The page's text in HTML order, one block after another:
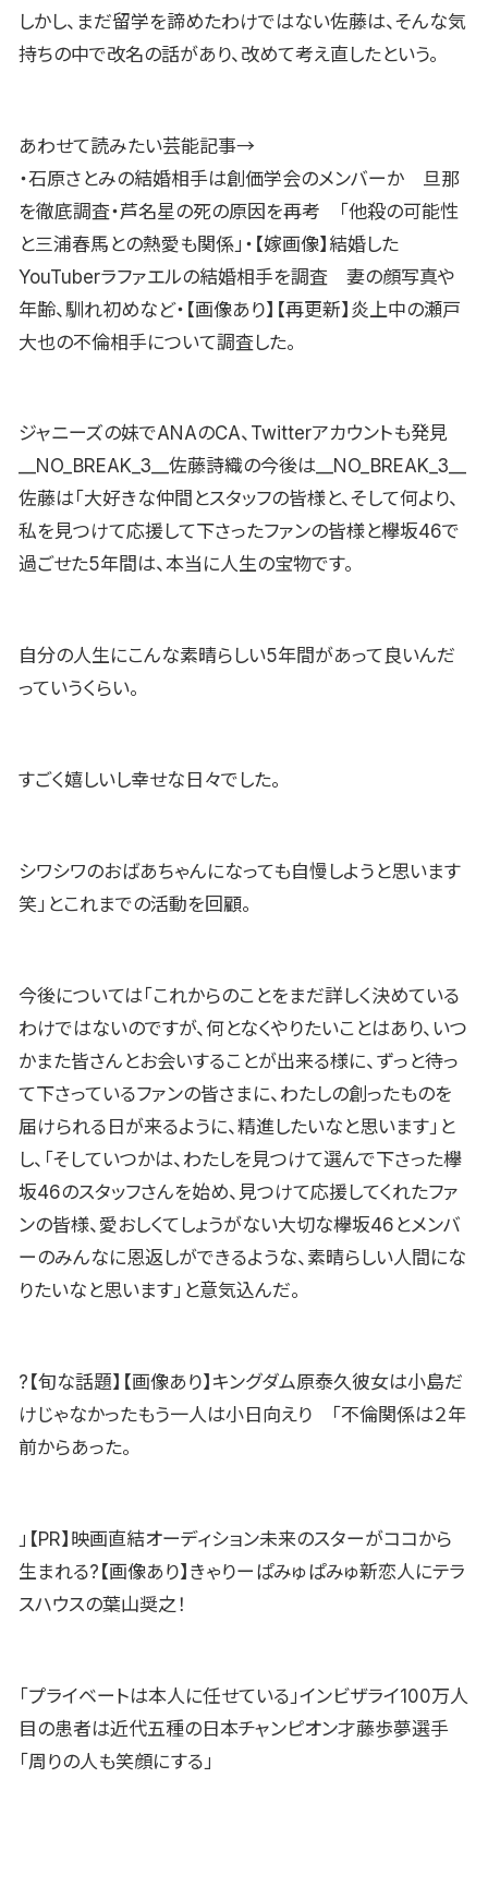
しかし、まだ留学を諦めたわけではない佐藤は、そんな気
持ちの中で改名の話があり、改めて考え直したという。
あわせて読みたい芸能記事→
・石原さとみの結婚相手は創価学会のメンバーか 旦那
を徹底調査・芦名星の死の原因を再考 「他殺の可能性
と三浦春馬との熱愛も関係」・【嫁画像】結婚した
YouTuberラファエルの結婚相手を調査 妻の顔写真や
年齢、馴れ初めなど・【画像あり】【再更新】炎上中の瀬戸
大也の不倫相手について調査した。
ジャニーズの妹でANAのCA、Twitterアカウントも発見
__NO_BREAK_3__佐藤詩織の今後は__NO_BREAK_3__
佐藤は「大好きな仲間とスタッフの皆様と、そして何より、
私を見つけて応援して下さったファンの皆様と欅坂46で
過ごせた5年間は、本当に人生の宝物です。
自分の人生にこんな素晴らしい5年間があって良いんだ
っていうくらい。
すごく嬉しいし幸せな日々でした。
シワシワのおばあちゃんになっても自慢しようと思います
笑」とこれまでの活動を回顧。
今後については「これからのことをまだ詳しく決めている
わけではないのですが、何となくやりたいことはあり、いつ
かまた皆さんとお会いすることが出来る様に、ずっと待っ
て下さっているファンの皆さまに、わたしの創ったものを
届けられる日が来るように、精進したいなと思います」と
し、「そしていつかは、わたしを見つけて選んで下さった欅
坂46のスタッフさんを始め、見つけて応援してくれたファ
ンの皆様、愛おしくてしょうがない大切な欅坂46とメンバ
ーのみんなに恩返しができるような、素晴らしい人間にな
りたいなと思います」と意気込んだ。
?【旬な話題】【画像あり】キングダム原泰久彼女は小島だ
けじゃなかったもう一人は小日向えり 「不倫関係は２年
前からあった。
」【PR】映画直結オーディション未来のスターがココから
生まれる?【画像あり】きゃりーぱみゅぱみゅ新恋人にテラ
スハウスの葉山奨之！
「プライベートは本人に任せている」インビザライ100万人
目の患者は近代五種の日本チャンピオン才藤歩夢選手
「周りの人も笑顔にする」